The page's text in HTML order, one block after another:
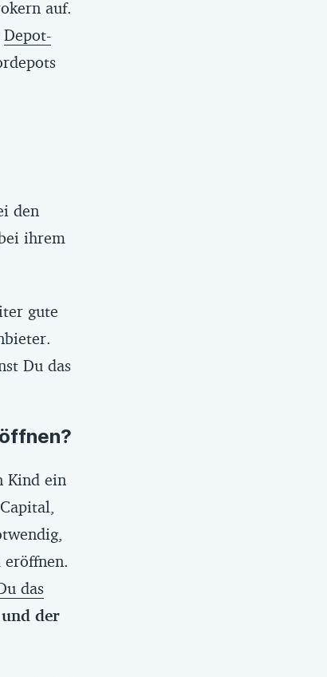
als
auf.
Depot-
den
ihrem
gute
Du das
Kind ein
das
und der